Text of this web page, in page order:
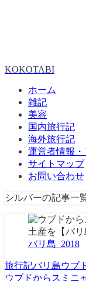
KOKOTABI
ホーム
雑記
美容
国内旅行記
海外旅行記
運営者情報
サイトマップ
お問い合わせ
シルバーの記事一
バリ島_2018
旅行記バリ島ウブ
ウブドからスミニ